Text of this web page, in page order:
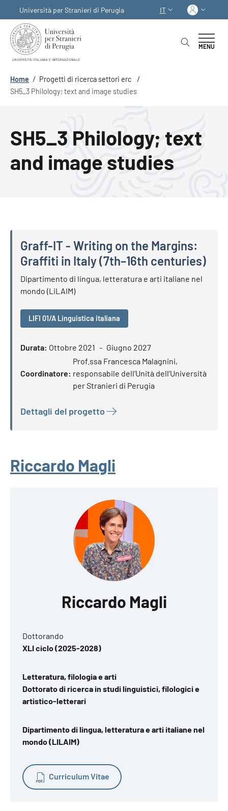
Università per Stranieri di Perugia
SELETTORE LINGUA:
IT
MENU
Briciole di pane
Home / Progetti di ricerca settori erc
/
SH5_3 Philology; text and image studies
SH5_3 Philology; text
and image studies
Graff-IT - Writing on the Margins:
Graffiti in Italy (7th–16th centuries)
Graff-IT - Writing on the Margins: Graffiti in Italy (7th–16th
Dipartimento di lingua, letteratura e arti italiane nel
mondo (LiLAIM)
LIFI 01/A Linguistica italiana
Durata: Ottobre 2021 Giugno 2027
Coordinatore:
Prof.ssa Francesca Malagnini,
responsabile dell’Unità dell’Università
per Stranieri di Perugia
Dettagli del progetto
Riccardo Magli
Riccardo Magli
Dottorando
XLI ciclo (2025-2028)
Letteratura, filologia e arti
Dottorato di ricerca in studi linguistici, filologici e
artistico-letterari
Dipartimento di lingua, letteratura e arti italiane nel
mondo (LILAIM)
Curriculum Vitae